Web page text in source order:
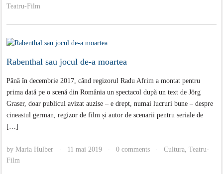
Teatru-Film
Rabenthal sau jocul de-a moartea
Până în decembrie 2017, când regizorul Radu Afrim a montat pentru
prima dată pe o scenă din România un spectacol după un text de Jörg
Graser, doar publicul avizat auzise – e drept, numai lucruri bune – despre
cineastul german, regizor de film și autor de scenarii pentru seriale de
[…]
byMaria Hulber · 11 mai 2019 · 0 comments · Cultura ,Teatru-
Film